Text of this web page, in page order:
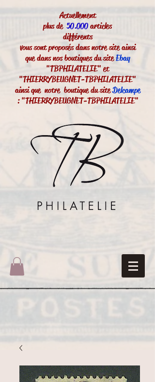
Actuellement
plus de50.000articles
différents
vous sont proposés dans notre site ainsi
que dans nos boutiques du siteEbay
"TBPHILATELIE" et
"THIERRYBEUGNET-TBPHILATELIE"
ainsi que notre boutique du siteDelcampe
: "THIERRYBEUGNET-TBPHILATELIE"